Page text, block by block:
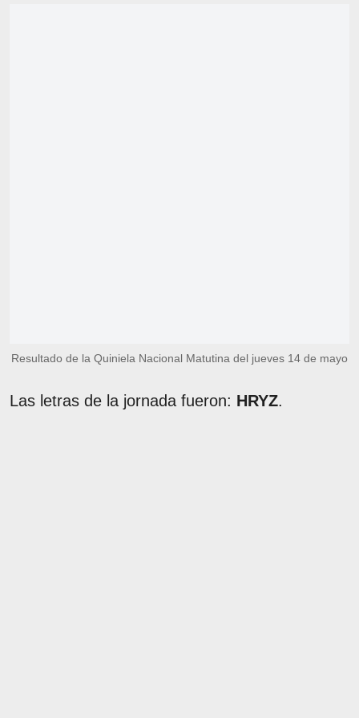
Resultado de la Quiniela Nacional Matutina del jueves 14 de mayo
Las letras de la jornada fueron: HRYZ.